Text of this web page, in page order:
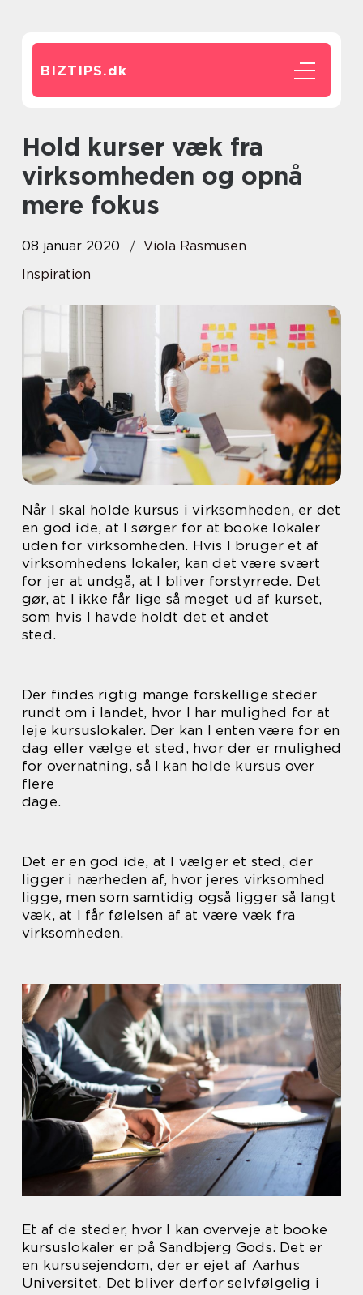
BIZTIPS.dk
Hold kurser væk fra
virksomheden og opnå
mere fokus
08 januar 2020
Viola Rasmusen
Inspiration
Når I skal holde kursus i virksomheden, er det
en god ide, at I sørger for at booke lokaler
uden for virksomheden. Hvis I bruger et af
virksomhedens lokaler, kan det være svært
for jer at undgå, at I bliver forstyrrede. Det
gør, at I ikke får lige så meget ud af kurset,
som hvis I havde holdt det et andet
sted.
Der findes rigtig mange forskellige steder
rundt om i landet, hvor I har mulighed for at
leje kursuslokaler. Der kan I enten være for en
dag eller vælge et sted, hvor der er mulighed
for overnatning, så I kan holde kursus over
flere
dage.
Det er en god ide, at I vælger et sted, der
ligger i nærheden af, hvor jeres virksomhed
ligge, men som samtidig også ligger så langt
væk, at I får følelsen af at være væk fra
virksomheden.
Et af de steder, hvor I kan overveje at booke
kursuslokaler er på Sandbjerg Gods. Det er
en kursusejendom, der er ejet af Aarhus
Universitet. Det bliver derfor selvfølgelig i